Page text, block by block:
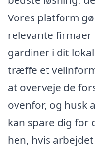
Vores platform
relevante
gardiner i dit
træffe et
at overveje de
ovenfor, og husk
kan spare dig for
hen, hvis